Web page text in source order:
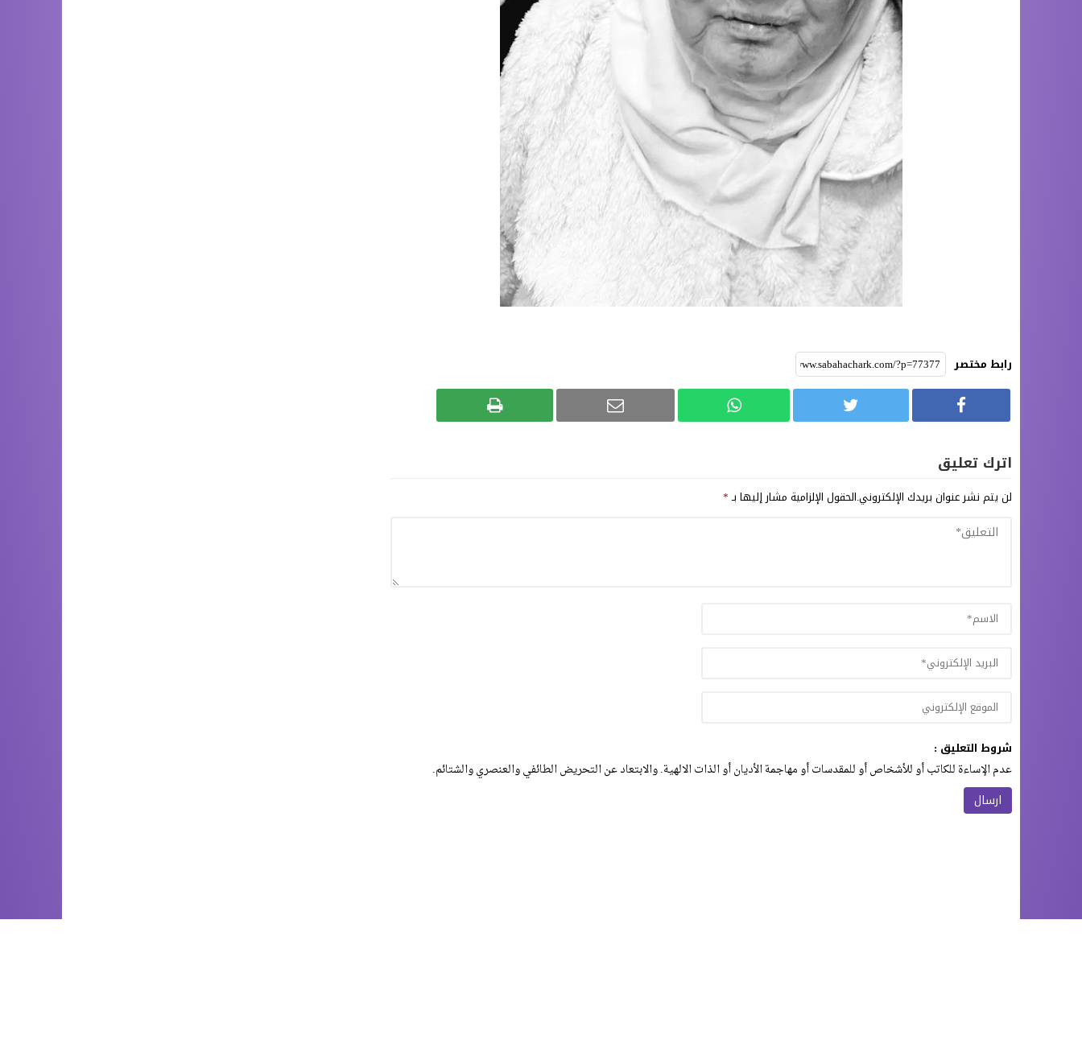
رابط مختصر
اترك تعليق
لن يتم نشر عنوان بريدك الإلكتروني.الحقول الإلزامية مشار إليها بـ*
شروط التعليق :
عدم الإساءة للكاتب أو للأشخاص أو للمقدسات أو مهاجمة الأديان أو الذات الالهية. والابتعاد عن التحريض الطائفي والعنصري والشتائم.